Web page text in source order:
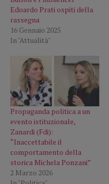
Edoardo Prati ospiti della
rassegna
16 Gennaio 2025
In "Attualità"
Propaganda politica a un
evento istituzionale,
Zanardi (Fdi):
“Inaccettabile il
comportamento della
storica Michela Ponzani”
2 Marzo 2026